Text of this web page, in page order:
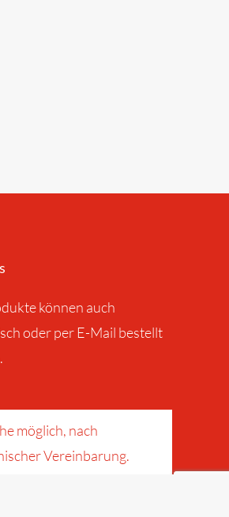
können auch
oder per E-Mail bestellt
möglich, nach
Vereinbarung.